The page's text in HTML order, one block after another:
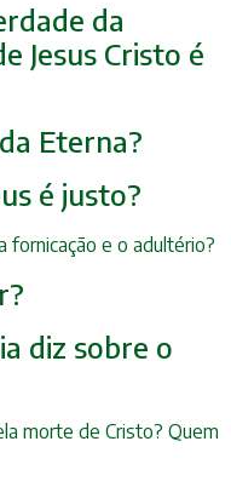
da
Jesus Cristo é
Eterna?
é justo?
fornicação e o adultério?
diz sobre o
morte de Cristo? Quem